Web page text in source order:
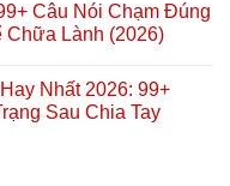
Câu Nói Chạm Đúng
Lành (2026)
Nhất 2026: 99+
Sau Chia Tay